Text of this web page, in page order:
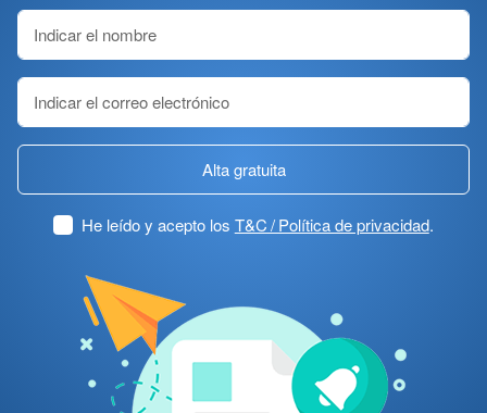
Alta gratuita
He leído y acepto los T&C / Política de privacidad.